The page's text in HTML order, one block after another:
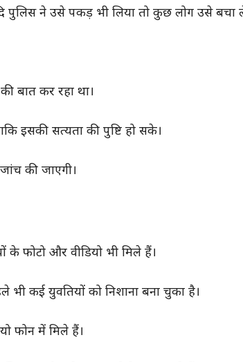
पुलिस ने उसे पकड़ भी लिया तो कुछ लोग उसे बचा
बात कर रहा था।
इसकी सत्यता की पुष्टि हो सके।
की जाएगी।
फोटो और वीडियो भी मिले हैं।
कई युवतियों को निशाना बना चुका है।
फोन में मिले हैं।